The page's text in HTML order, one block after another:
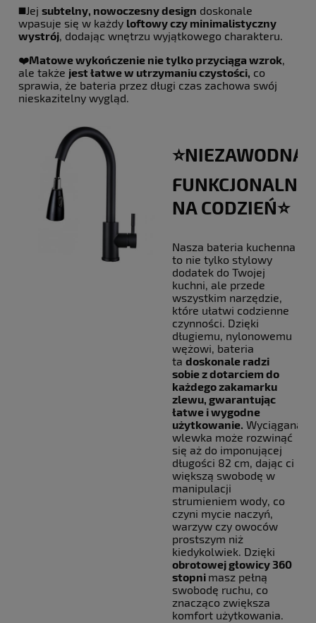
◼️Jej subtelny, nowoczesny design doskonale
wpasuje się w każdy loftowy czy minimalistyczny
wystrój, dodając wnętrzu wyjątkowego charakteru.
❤️‍Matowe wykończenie nie tylko przyciąga wzrok
ale także jest łatwe w utrzymaniu czystości, co
sprawia, że bateria przez długi czas zachowa swój
nieskazitelny wygląd.
⭐️NIEZAWODNA
NA CODZIEŃ⭐️
Nasza bateria kuchenna
to nie tylko stylowy
dodatek do Twojej
kuchni, ale przede
wszystkim narzędzie,
które ułatwi codzienne
czynności. Dzięki
długiemu, nylonowemu
wężowi, bateria
ta doskonale radzi
sobie z dotarciem do
każdego zakamarku
zlewu, gwarantując
łatwe i wygodne
użytkowanie. Wyciągana
wlewka może rozwinąć
się aż do imponującej
długości 82 cm, dając ci
większą swobodę w
manipulacji
strumieniem wody, co
czyni mycie naczyń,
warzyw czy owoców
prostszym niż
kiedykolwiek. Dzięki
obrotowej głowicy 360
stopni masz pełną
swobodę ruchu, co
znacząco zwiększa
komfort użytkowania.